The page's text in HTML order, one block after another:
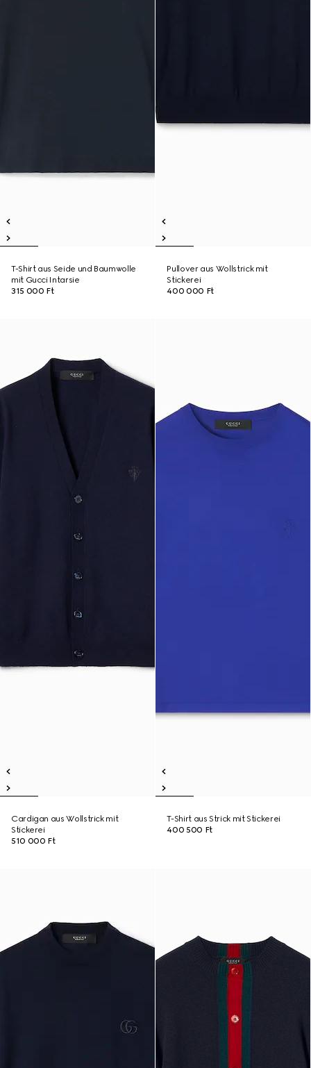
T-Shirt aus Seide und Baumwolle
mit Gucci Intarsie
315 000 Ft
Pullover aus Wollstrick mit
Stickerei
400 000 Ft
Cardigan aus Wollstrick mit
Stickerei
510 000 Ft
T-Shirt aus Strick mit Stickerei
400 500 Ft